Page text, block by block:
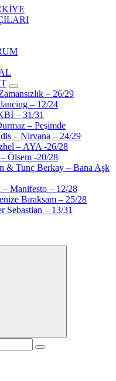
– 26/29
– 12/24
– 31/31
– Peşimde
– Nirvana – 24/29
– AYA -26/28
Ölsem -20/28
& Tunç Berkay – Bana Aşk
– Manifesto – 12/28
Bıraksam – 25/28
Sebastian – 13/31